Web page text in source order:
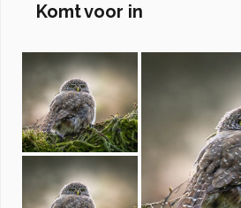
Komt voor in